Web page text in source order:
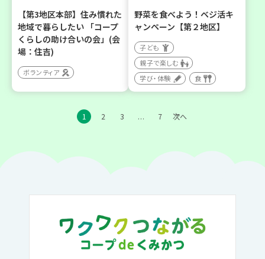
【第3地区本部】住み慣れた
地域で暮らしたい 「コープ
くらしの助け合いの会」(会
場：住吉)
ボランティア
野菜を食べよう！ベジ活キ
ャンペーン【第２地区】
子ども
親子で楽しむ
学び・体験
食
1 2 3 … 7 次へ